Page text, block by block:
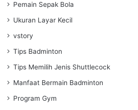
Pemain Sepak Bola
Ukuran Layar Kecil
vstory
Tips Badminton
Tips Memilih Jenis Shuttlecock
Manfaat Bermain Badminton
Program Gym